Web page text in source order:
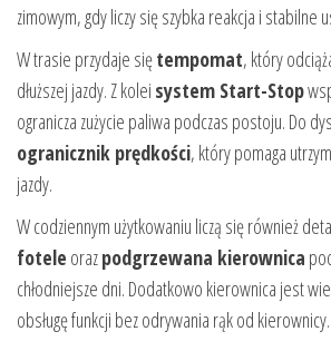
zimowym, gdy liczy się szybka reakcja i stabilne
W trasie przydaje siętempomat, który
dłuższej jazdy. Z kolei system Start-Stop
ogranicza zużycie paliwa podczas postoju. Do
ogranicznik prędkości, który pomaga
jazdy.
W codziennym użytkowaniu liczą się również
fotele orazpodgrzewana kierownica
chłodniejsze dni. Dodatkowo kierownica jest
obsługę funkcji bez odrywania rąk od kierownicy.